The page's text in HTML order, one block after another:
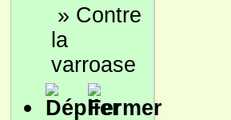
» Contre
la
varroase